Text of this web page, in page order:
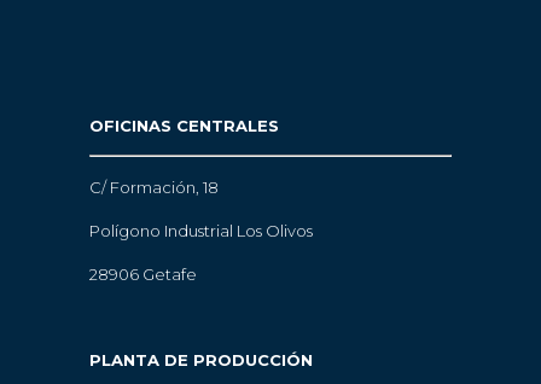
OFICINAS CENTRALES
C/ Formación, 18
Polígono Industrial Los Olivos
28906 Getafe
PLANTA DE PRODUCCIÓN